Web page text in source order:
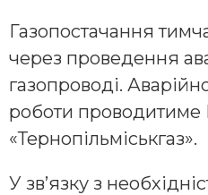
Газопостачання
через проведення
газопроводі.
роботи
«Тернопільміськгаз».
У зв’язку з